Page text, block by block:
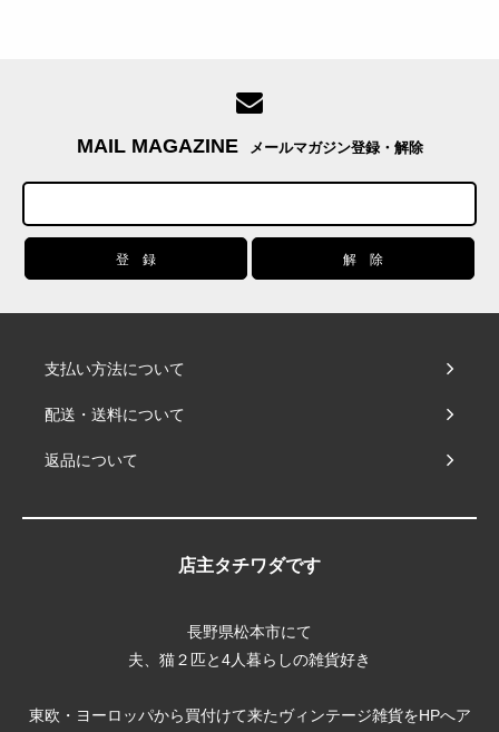
MAIL MAGAZINE メールマガジン登録・解除
支払い方法について
配送・送料について
返品について
店主タチワダです
長野県松本市にて
夫、猫２匹と4人暮らしの雑貨好き
東欧・ヨーロッパから買付けて来たヴィンテージ雑貨をHPへア